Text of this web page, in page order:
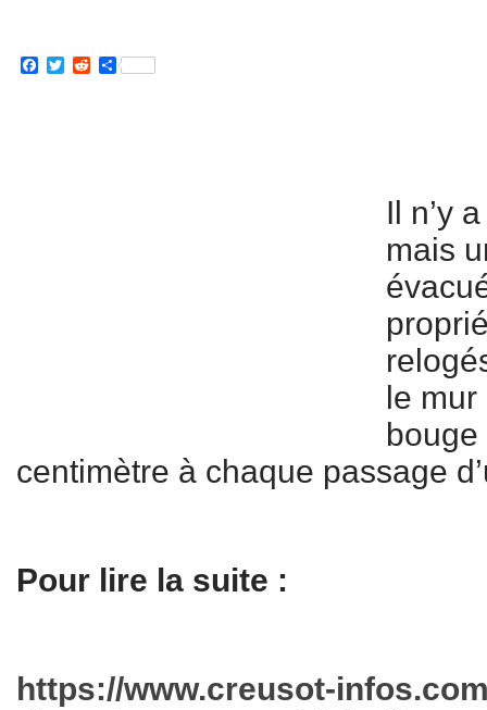
Facebook
TwitterRedditPartager
Il n’y
mais
le
bouge
centimètre à chaque passage
Pour lire la suite :
https://www.creusot-